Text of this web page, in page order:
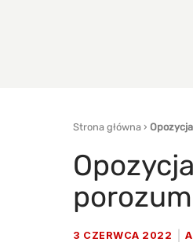
Strona główna ›
3 CZERWCA 2022